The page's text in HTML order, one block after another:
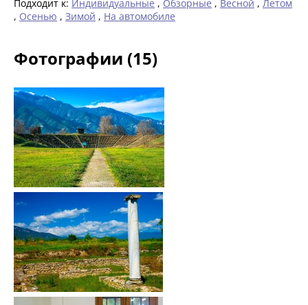
Подходит к: Индивидуальные , Обзорные , Весной , Летом
, Осенью , Зимой , На автомобиле
Фотографии (15)